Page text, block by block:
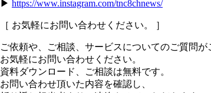
▶ https://www.instagram.com/tnc8chnews/
［ お気軽にお問い合わせください。 ］
ご依頼や、ご相談、サービスについてのご質問が
お気軽にお問い合わせください。
資料ダウンロード、
ご相談は無料です。
お問い合わせ頂いた内容を確認し、